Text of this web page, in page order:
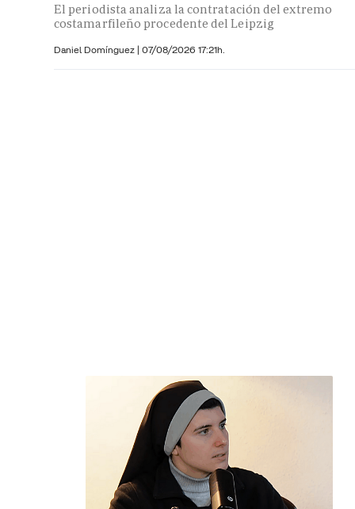
El periodista analiza la contratación del extremo
costamarfileño procedente del Leipzig
Daniel Domínguez | 07/08/2026 17:21h.